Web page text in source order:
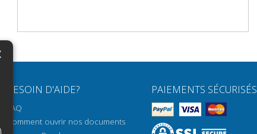
BESOIN D'AIDE?
FAQ
Comment ouvrir nos documents
PAIEMENTS SÉCURISÉS